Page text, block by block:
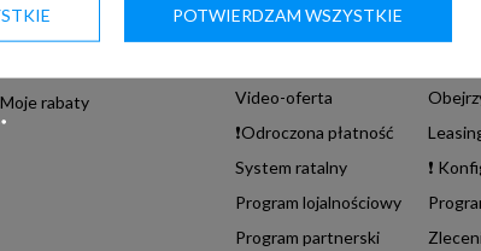
Moje rabaty
Regulamin sklepu
❗
Video-oferta
❗Odroczona płatność
System ratalny
❗
Program lojalnościowy
Program partnerski
POTWIERDZAM WSZYSTKIE